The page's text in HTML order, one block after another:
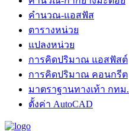
คำนวณ-แอสฟัส
ตารางหน่วย
แปลงหน่วย
การคิดปริมาณ แอสฟัสต์
การคิดปริมาณ คอนกรีต
มาตราฐานทางเท้า กทม.
ตั้งค่า AutoCAD